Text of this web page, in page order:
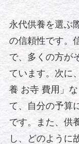
永代供養を選ぶ
の信頼性です。
で、多くの方が
ています。次に
養 お寺 費用」
て、自分の予算
です。また、供
し、どのように